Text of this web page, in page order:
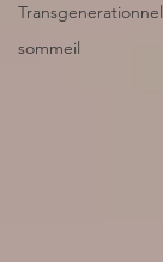
Transgenerationnel
sommeil